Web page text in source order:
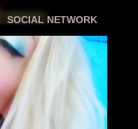
SOCIAL NETWORK